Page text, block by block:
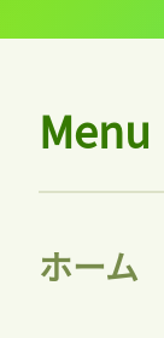
Menu
ホーム